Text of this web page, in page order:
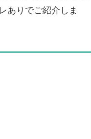
ありでご紹介しま